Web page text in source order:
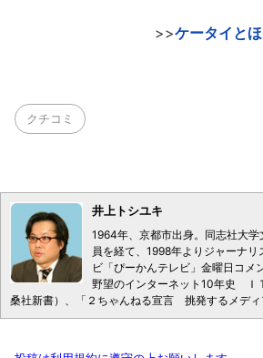
>>ケータイと
クチコミ
井上トシユキ
1964年、京都市出身。同志社大
員を経て、1998年よりジャーナ
ビ「ぴーかんテレビ」金曜日コメ
野望のインターネット10年史 Ｉ
桑社新書）、「２ちゃんねる宣言 挑発するメディ